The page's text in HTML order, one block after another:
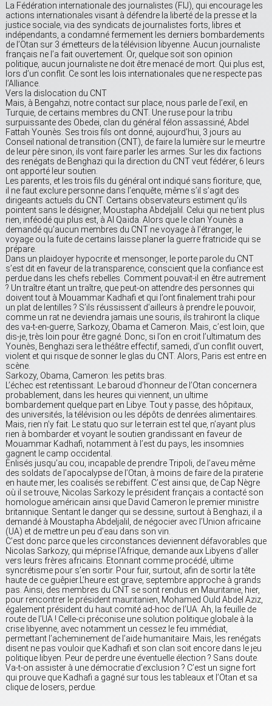
La Fédération internationale des journalistes (FIJ), qui encourage les
actions internationales visant à défendre la liberté de la presse et la
justice sociale, via des syndicats de journalistes forts, libres et
indépendants, a condamné fermement les derniers bombardements
de l’Otan sur 3 émetteurs de la télévision libyenne. Aucun journaliste
français ne l’a fait ouvertement. Or, quelque soit son opinion
politique, aucun journaliste ne doit être menacé de mort. Qui plus est,
lors d’un conflit. Ce sont les lois internationales que ne respecte pas
l’Alliance.
Vers la dislocation du CNT
Mais, à Bengahzi, notre contact sur place, nous parle de l’exil, en
Turquie, de certains membres du CNT. Une ruse pour la tribu
surpuissante des Obedei, clan du général félon assassiné, Abdel
Fattah Younès. Ses trois fils ont donné, aujourd’hui, 3 jours au
Conseil national de transition (CNT), de faire la lumière sur le meurtre
de leur père sinon, ils vont faire parler les armes. Sur les dix factions
des renégats de Benghazi qui la direction du CNT veut fédérer, 6 leurs
ont apporté leur soutien.
Les parents, et les trois fils du général ont indiqué sans fioriture, que,
il ne faut exclure personne dans l’enquête, même s’il s’agit des
dirigeants actuels du CNT. Certains observateurs estiment qu’ils
pointent sans le désigner, Moustapha Abdeljalil. Celui qui ne tient plus
rien, inféodé qui plus est, à Al Qaïda. Alors que le clan Younès a
demandé qu’aucun membres du CNT ne voyage à l’étranger, le
voyage ou la fuite de certains laisse planer la guerre fratricide qui se
prépare.
Dans un plaidoyer hypocrite et mensonger, le porte parole du CNT
s’est dit en faveur de la transparence, conscient que la confiance est
perdue dans les chefs rebelles. Comment pouvait-il en être autrement
? Un traître étant un traître, que peut-on attendre des personnes qui
doivent tout à Mouammar Kadhafi et qui l’ont finalement trahi pour
un plat de lentilles ? S’ils réussissent d’ailleurs à prendre le pouvoir,
comme un rat ne deviendra jamais une souris, ils trahiront la clique
des va-t-en-guerre, Sarkozy, Obama et Cameron. Mais, c’est loin, que
dis-je, très loin pour être gagné. Donc, si l’on en croit l’ultimatum des
Younès, Benghazi sera le théâtre effectif, samedi, d’un conflit ouvert,
violent et qui risque de sonner le glas du CNT. Alors, Paris est entre en
scène.
Sarkozy, Obama, Cameron: les petits bras.
L’échec est retentissant. Le baroud d’honneur de l’Otan concernera
probablement, dans les heures qui viennent, un ultime
bombardement quelque part en Libye. Tout y passe, des hôpitaux,
des universités, la télévision ou les dépôts de denrées alimentaires.
Mais, rien n’y fait. Le statu quo sur le terrain est tel que, n’ayant plus
rien à bombarder et voyant le soutien grandissant en faveur de
Mouammar Kadhafi, notamment à l’est du pays, les insomnies
gagnent le camp occidental.
Enlisés jusqu’au cou, incapable de prendre Tripoli, de l’aveu même
des soldats de l’apocalypse de l’Otan, à moins de faire de la piraterie
en haute mer, les coalisés se rebiffent. C’est ainsi que, de Cap Nègre
où il se trouve, Nicolas Sarkozy le président français a contacté son
homologue américain ainsi que David Cameron le premier ministre
britannique. Sentant le danger qui se dessine, surtout à Benghazi, il a
demandé à Moustapha Abdeljalil, de négocier avec l’Union africaine
(UA) et de mettre un peu d’eau dans son vin.
C’est donc parce que les circonstances deviennent défavorables que
Nicolas Sarkozy, qui méprise l’Afrique, demande aux Libyens d’aller
vers leurs frères africains. Etonnant comme procédé, ultime
syncrétisme pour s’en sortir. Pour fuir, surtout, afin de sortir la tête
haute de ce guêpier.L’heure est grave, septembre approche à grands
pas. Ainsi, des membres du CNT se sont rendus en Mauritanie, hier,
pour rencontrer le président mauritanien, Mohamed Ould Abdel Aziz,
également président du haut comité ad-hoc de l’UA. Ah, la feuille de
route de l’UA ! Celle-ci préconise une solution politique globale à la
crise libyenne, avec notamment un cessez le feu immédiat,
permettant l’acheminement de l’aide humanitaire. Mais, les renégats
disent ne pas vouloir que Kadhafi et son clan soit encore dans le jeu
politique libyen. Peur de perdre une éventuelle élection ? Sans doute.
Va-t-on assister à une démocratie d’exclusion ? C’est un signe fort
qui prouve que Kadhafi a gagné sur tous les tableaux et l’Otan et sa
clique de losers, perdue.